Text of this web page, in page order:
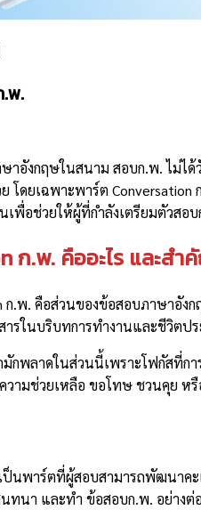
พ.
าอังกฤษในสนาม สอบก.พ. ไม่ไ
โดยเฉพาะพาร์ต
พื่อช่วยให้ผู้ที่กำลังเตรียมตัวสอ
ก.พ. คืออะไร และส
ก.พ. คือส่วนของข้อสอบภาษาอัง
ารในบริบทการทำงานและชีวิต
กพลาดในส่วนนี้เพราะโฟกัสที่ก
วามช่วยเหลือ ขอโทษ ชวนคุย ห
ป็นพาร์ตที่ผู้สอบสามารถพัฒนาคะ
ทนา และทำ ข้อสอบก.พ. อย่างต่